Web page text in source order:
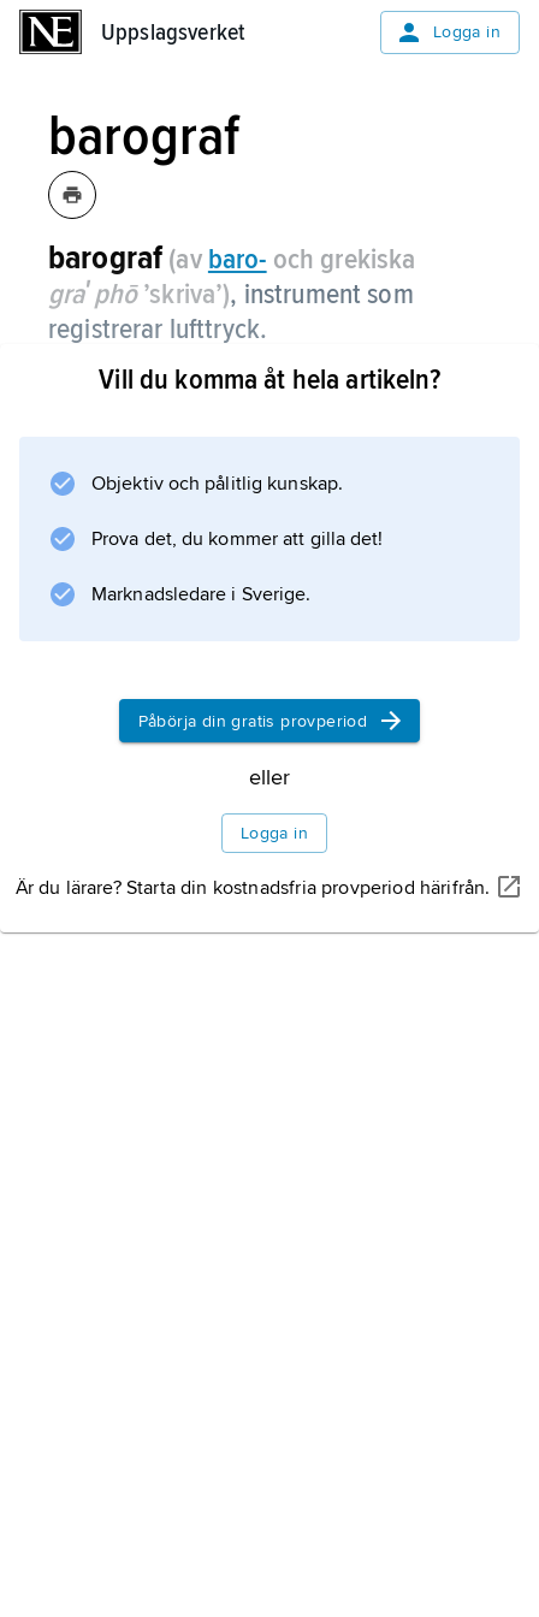
Uppslagsverket Logga in
barograf
barograf (av baro- och grekiska
graʹphō’skriva’), instrument som
registrerar lufttryck.
Instrumentets känselorgan utgörs vanligtvis av
.
Information om artikeln
Vill du komma åt hela artikeln?
Objektiv och pålitlig kunskap.
Prova det, du kommer att gilla det!
Marknadsledare i Sverige.
Påbörja din gratis provperiod
eller
Logga in
Är du lärare? Starta din kostnadsfria provperiod härifrån.